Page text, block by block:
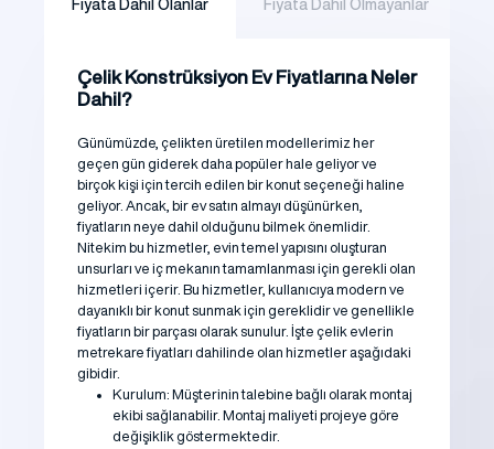
Fiyata Dahil Olanlar Fiyata Dahil Olmayanlar
Çelik Konstrüksiyon Ev Fiyatlarına Neler
Dahil?
Günümüzde, çelikten üretilen modellerimiz her
geçen gün giderek daha popüler hale geliyor ve
birçok kişi için tercih edilen bir konut seçeneği haline
geliyor. Ancak, bir ev satın almayı düşünürken,
fiyatların neye dahil olduğunu bilmek önemlidir.
Nitekim bu hizmetler, evin temel yapısını oluşturan
unsurları ve iç mekanın tamamlanması için gerekli olan
hizmetleri içerir. Bu hizmetler, kullanıcıya modern ve
dayanıklı bir konut sunmak için gereklidir ve genellikle
fiyatların bir parçası olarak sunulur. İşte çelik evlerin
metrekare fiyatları dahilinde olan hizmetler aşağıdaki
gibidir.
Kurulum: Müşterinin talebine bağlı olarak montaj
ekibi sağlanabilir. Montaj maliyeti projeye göre
değişiklik göstermektedir.